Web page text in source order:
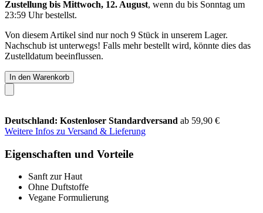
Zustellung bis Mittwoch, 12. August, wenn du bis Sonntag um
23:59 Uhrbestellst.
Von diesem Artikel sind nur noch 9 Stück in unserem Lager.
Nachschub ist unterwegs! Falls mehr bestellt wird, könnte dies das
Zustelldatum beeinflussen.
In den Warenkorb
Deutschland: Kostenloser Standardversand ab 59,90 €
Weitere Infos zu Versand & Lieferung
Eigenschaften und Vorteile
Sanft zur Haut
Ohne Duftstoffe
Vegane Formulierung